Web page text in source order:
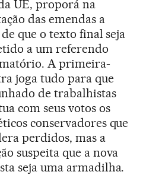
UE, proporá na
das emendas a
que o texto final seja
a um referendo
A primeira-
joga tudo para que
de trabalhistas
com seus votos os
conservadores que
perdidos, mas a
suspeita que a nova
seja uma armadilha.